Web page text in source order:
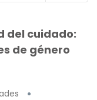
del cuidado:
de género